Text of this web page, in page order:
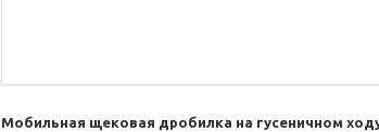
Мобильная щековая дробилка на гусеничном